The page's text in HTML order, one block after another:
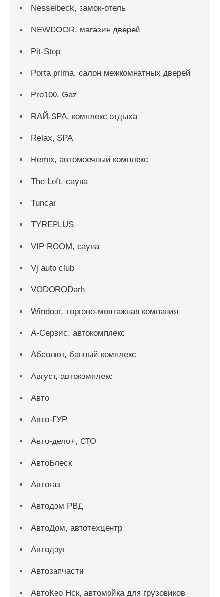
Nesselbeck, замок-отель
NEWDOOR, магазин дверей
Pit-Stop
Porta prima, салон межкомнатных дверей
Pro100. Gaz
RAЙ-SPA, комплекс отдыха
Relax, SPA
Remix, автомоечный комплекс
The Loft, сауна
Tuncar
TYREPLUS
VIP ROOM, сауна
Vj auto club
VODORODarh
Windoor, торгово-монтажная компания
А-Сервис, автокомплекс
Абсолют, банный комплекс
Август, автокомплекс
Авто
Авто-ГУР
Авто-дело+, СТО
АвтоБлеск
Автогаз
Автодом РВД
АвтоДом, автотехцентр
Автодруг
Автозапчасти
АвтоКео Нск, автомойка для грузовиков